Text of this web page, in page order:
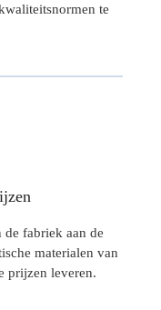
te
fabriek aan de
materialen van
prijzen leveren.